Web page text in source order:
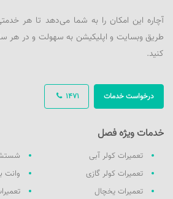
آچاره این امکان را به شما می‌دهد تا هر
طریق وبسایت و اپلیکیشن به سهولت و در هر
کنید.
1471 درخواست خدمات
خدمات ویژه فصل
تعمیرات کولر آبی
تعمیرات کولر گازی
تعمیرات یخچال
وانت